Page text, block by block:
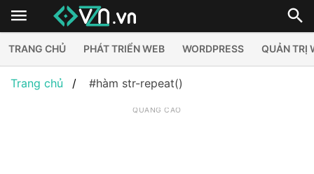
TRANG CHỦ PHÁT TRIỂN WEB WORDPRESS QUẢN TRỊ
Trang chủ #hàm str-repeat()
QUẢNG CÁO